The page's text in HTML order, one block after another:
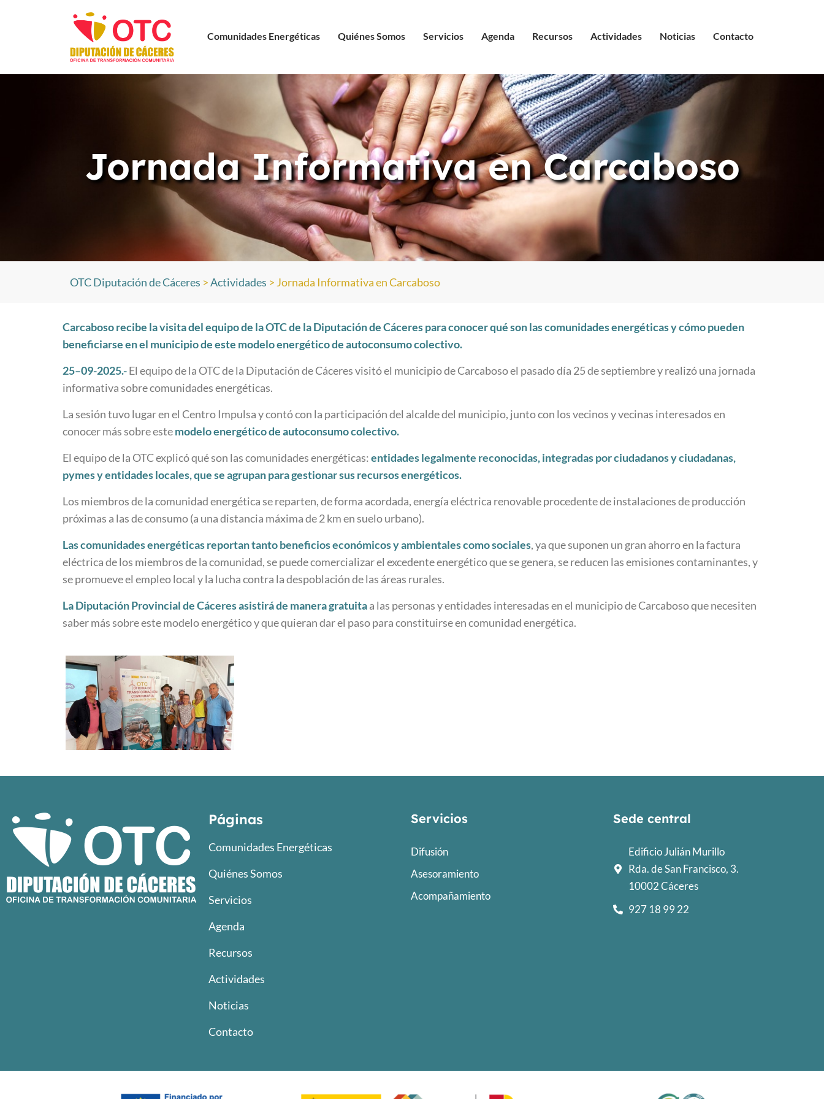
Comunidades Energéticas Quiénes Somos Servicios Agenda Recursos Actividades Noticias Contacto
Jornada Informativa en Carcaboso
OTC Diputación de Cáceres >Actividades > Jornada Informativa en Carcaboso
Carcaboso recibe la visita del equipo de la OTC de la Diputación de Cáceres para conocer qué son las comunidades energéticas y cómo pueden
beneficiarse en el municipio de este modelo energético de autoconsumo colectivo.
25–09-2025.-El equipo de la OTC de la Diputación de Cáceres visitó el municipio de Carcaboso el pasado día 25 de septiembre y realizó una jornada
informativa sobre comunidades energéticas.
La sesión tuvo lugar en el Centro Impulsa y contó con la participación del alcalde del municipio, junto con los vecinos y vecinas interesados en
conocer más sobre estemodelo energético de autoconsumo colectivo.
El equipo de la OTC explicó qué son las comunidades energéticas:entidades legalmente reconocidas, integradas por ciudadanos y ciudadanas,
pymes y entidades locales, que se agrupan para gestionar sus recursos energéticos.
Los miembros de la comunidad energética se reparten, de forma acordada, energía eléctrica renovable procedente de instalaciones de producción
próximas a las de consumo (a una distancia máxima de 2 km en suelo urbano).
Las comunidades energéticas reportan tanto beneficios económicos y ambientales como sociales, ya que suponen un gran ahorro en la factura
eléctrica de los miembros de la comunidad, se puede comercializar el excedente energético que se genera, se reducen las emisiones contaminantes, y
se promueve el empleo local y la lucha contra la despoblación de las áreas rurales.
La Diputación Provincial de Cáceres asistirá de manera gratuitaa las personas y entidades interesadas en el municipio de Carcaboso que necesiten
saber más sobre este modelo energético y que quieran dar el paso para constituirse en comunidad energética.
Páginas
Comunidades Energéticas
Quiénes Somos
Servicios
Agenda
Recursos
Actividades
Noticias
Contacto
Servicios
Difusión
Asesoramiento
Acompañamiento
Sede central
Edificio Julián Murillo
Rda. de San Francisco, 3.
10002 Cáceres
927 18 99 22